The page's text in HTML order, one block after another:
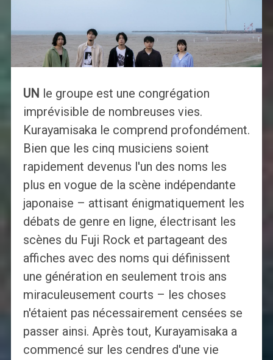
UN le groupe est une congrégation
imprévisible de nombreuses vies.
Kurayamisaka le comprend profondément.
Bien que les cinq musiciens soient
rapidement devenus l'un des noms les
plus en vogue de la scène indépendante
japonaise – attisant énigmatiquement les
débats de genre en ligne, électrisant les
scènes du Fuji Rock et partageant des
affiches avec des noms qui définissent
une génération en seulement trois ans
miraculeusement courts – les choses
n'étaient pas nécessairement censées se
passer ainsi. Après tout, Kurayamisaka a
commencé sur les cendres d'une vie